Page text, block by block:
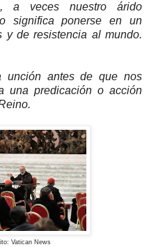
a veces nuestro árido
significa ponerse en un
y de resistencia al mundo.
unción antes de que nos
una predicación o acción
Vatican News